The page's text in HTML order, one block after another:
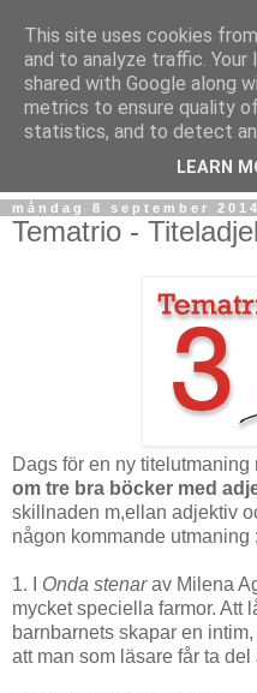
måndag 8 september 2014
Tematrio -
Dags för en ny titelutmaning
om tre bra böcker med
skillnaden m,ellan adjektiv
någon kommande utmaning
1. I Onda stenarav Milena
mycket speciella farmor. Att
barnbarnets skapar en
att man som läsare får ta
This site uses cookies
and to analyze traffic. Your
shared with Google along
metrics to ensure quality
statistics, and to detect
LEARN